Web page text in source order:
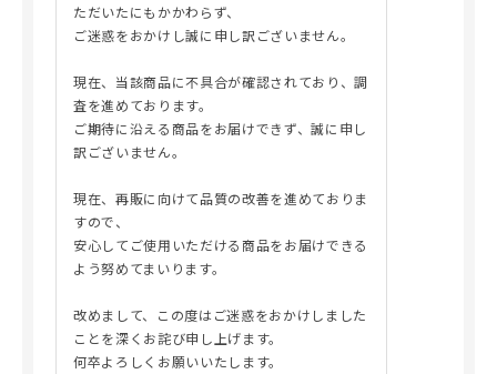
ただいたにもかかわらず、
ご迷惑をおかけし誠に申し訳ございません。
現在、当該商品に不具合が確認されており、調
査を進めております。
ご期待に沿える商品をお届けできず、誠に申し
訳ございません。
現在、再販に向けて品質の改善を進めておりま
すので、
安心してご使用いただける商品をお届けできる
よう努めてまいります。
改めまして、この度はご迷惑をおかけしました
ことを深くお詫び申し上げます。
何卒よろしくお願いいたします。